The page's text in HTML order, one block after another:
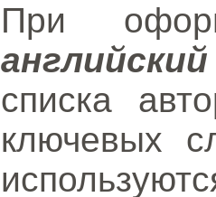
При
списка
ключевых